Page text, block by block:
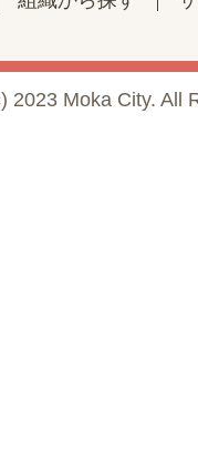
2023 Moka City. All